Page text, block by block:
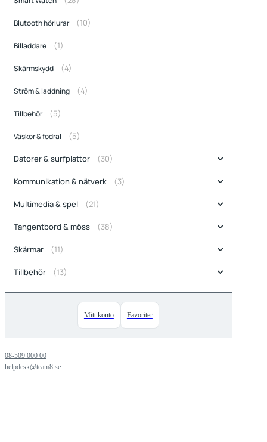
Blutooth hörlurar (10)
Billaddare (1)
Skärmskydd (4)
Ström & laddning (4)
Tillbehör (5)
Väskor & fodral (5)
Datorer & surfplattor (30)
Kommunikation & nätverk (3)
Multimedia & spel (21)
Tangentbord & möss (38)
Skärmar (11)
Tillbehör (13)
Mitt konto Favoriter
08-509 000 00
helpdesk@team8.se